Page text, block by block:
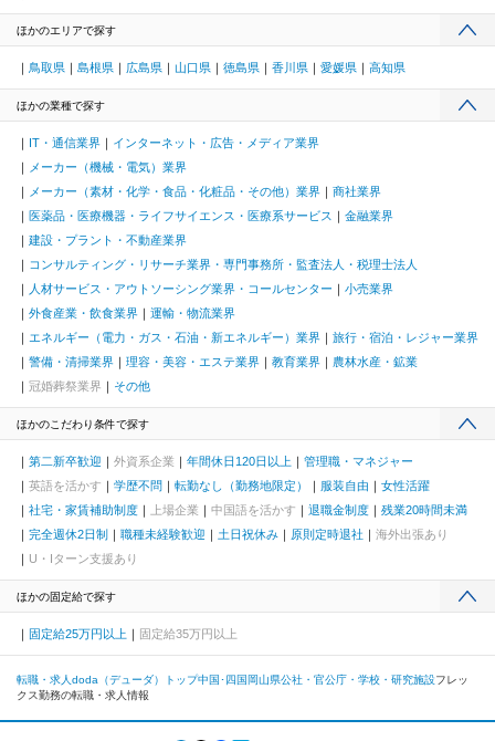
ほかのエリアで探す
鳥取県 島根県 広島県 山口県 徳島県 香川県 愛媛県 高知県
ほかの業種で探す
IT・通信業界
インターネット・広告・メディア業界
メーカー（機械・電気）業界
メーカー（素材・化学・食品・化粧品・その他）業界
商社業界
医薬品・医療機器・ライフサイエンス・医療系サービス
金融業界
建設・プラント・不動産業界
コンサルティング・リサーチ業界・専門事務所・監査法人・税理士法人
人材サービス・アウトソーシング業界・コールセンター
小売業界
外食産業・飲食業界
運輸・物流業界
エネルギー（電力・ガス・石油・新エネルギー）業界
旅行・宿泊・レジャー業界
警備・清掃業界
理容・美容・エステ業界 教育業界
農林水産・鉱業
冠婚葬祭業界
その他
ほかのこだわり条件で探す
第二新卒歓迎 外資系企業 年間休日120日以上
管理職・マネジャー
英語を活かす
学歴不問 転勤なし（勤務地限定） 服装自由
女性活躍
社宅・家賃補助制度
上場企業 中国語を活かす 退職金制度
残業20時間未満
完全週休2日制
職種未経験歓迎 土日祝休み 原則定時退社
海外出張あり
U・Iターン支援あり
ほかの固定給で探す
固定給25万円以上 固定給35万円以上
転職・求人doda（デューダ）トップ中国･四国 岡山県公社・官公庁・学校・研究施設フレッ
クス勤務の転職・求人情報